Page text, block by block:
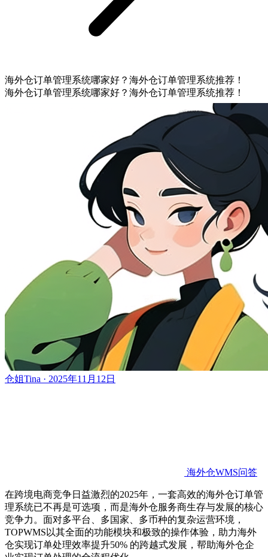
海外仓订单管理系统哪家好？海外仓订单管理系统推荐！
海外仓订单管理系统哪家好？海外仓订单管理系统推荐！
仓姐Tina · 2025年11月12日
海外仓WMS问答
在跨境电商竞争日益激烈的2025年，一套高效的海外仓订单管
理系统已不再是可选项，而是海外仓服务商生存与发展的核心
竞争力。面对多平台、多国家、多币种的复杂运营环境，
TOPWMS以其全面的功能模块和极致的操作体验，助力海外
仓实现订单处理效率提升50% 的跨越式发展 ， 帮助海外仓企